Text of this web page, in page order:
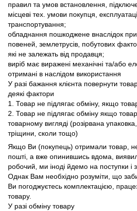
правил та умов встановлення,
місцеві тех. умови покупця,
транспортування;
обладнання пошкоджене внаслідок
повеней, землетрусів, побутових
які не залежать від продавця;
виріб має виражені механічні та/або
отримані в наслідом використання
У разі бажання клієнта повернути
деякі фактори
1. Товар не підлягає обміну, якщо
2. Товар не підлягає обміну якщо
товарному вигляді (розірвана
тріщини, сколи тощо)
Якщо Ви (покупець) отримали товар,
пошті, а вже опинившись вдома,
робочий, ми іноді йдемо на поступки і
Однак Вам необхідно розуміти, що
Ви погоджуєтесь комплектацією,
товару.
У разі обміну товару